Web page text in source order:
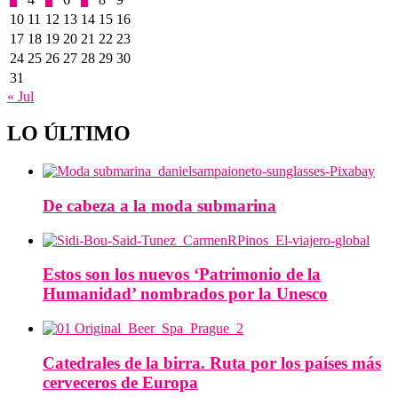
10 11 12 13 14 15 16
17 18 19 20 21 22 23
24 25 26 27 28 29 30
31
« Jul
LO ÚLTIMO
De cabeza a la moda submarina
Estos son los nuevos ‘Patrimonio de la
Humanidad’ nombrados por la Unesco
Catedrales de la birra. Ruta por los países más
cerveceros de Europa